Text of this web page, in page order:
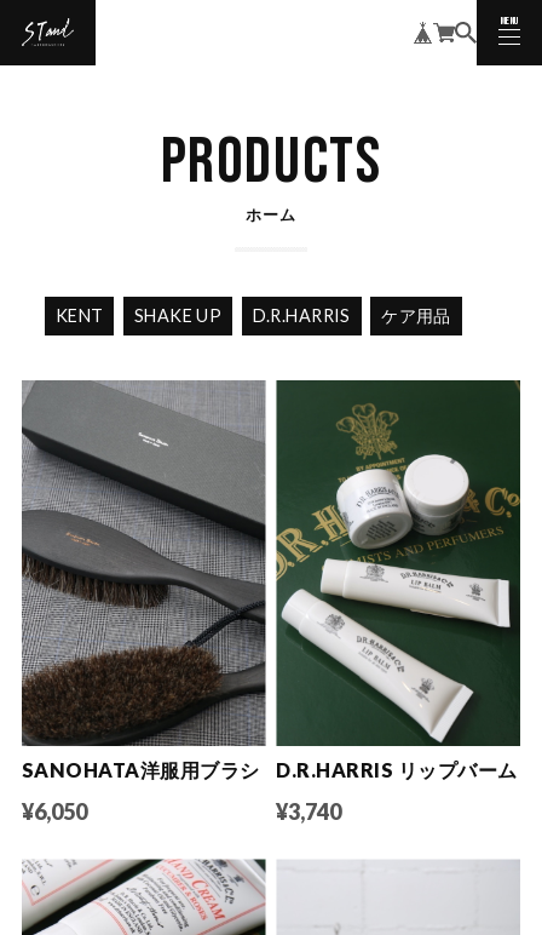
MENU
CLOSE
PRODUCTS
ホーム
KENT SHAKE UP D.R.HARRIS ケア用品
SANOHATA洋服用ブラシ
¥6,050
D.R.HARRIS リップバーム
¥3,740